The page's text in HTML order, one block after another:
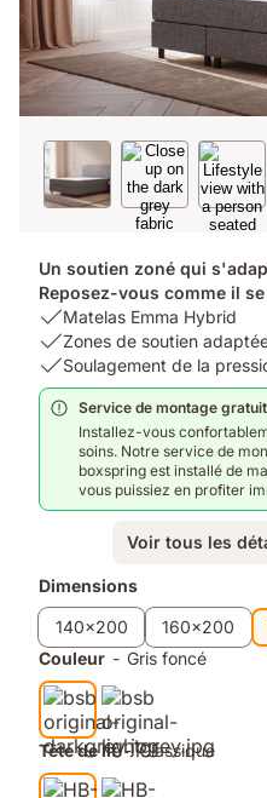
Un soutien zoné qui
Reposez-vous comme il
USP
1:
Matelas
Emma
Hybrid
Matelas Emma Hybrid
USP
2:
Zones
de
soutien
adaptées
un
Zones de soutien
USP
3:
Soulagement
pression
pour
détente
Soulagement de la
Service de montage
Installez-vous
soins. Notre service de
boxspring est installé de
vous puissiez en profiter
Voir tous les
Produits
supplémentaires
Dimensions
140x200
160x200
Couleur - Gris foncé
Tête de lit - Classique